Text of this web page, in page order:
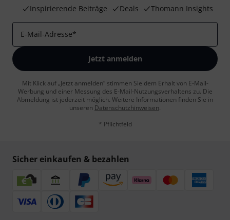
Inspirierende Beiträge
Deals Thomann Insights
E-Mail-Adresse*
Jetzt anmelden
Mit Klick auf „Jetzt anmelden“ stimmen Sie dem Erhalt von E-Mail-
Werbung und einer Messung des E-Mail-Nutzungsverhaltens zu. Die
Abmeldung ist jederzeit möglich. Weitere Informationen finden Sie in
unseren Datenschutzhinweisen.
* Pflichtfeld
Sicher einkaufen & bezahlen